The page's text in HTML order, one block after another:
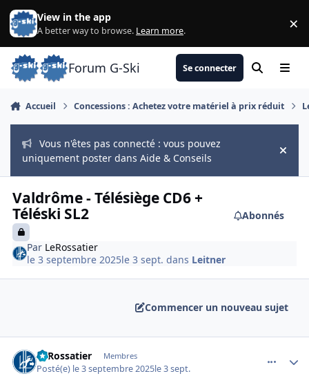
Aller au contenu
View in the app
A better way to browse. Learn more. ×
Forum G-Ski Se connecter Rechercher
Menu
Accueil Concessions : Achetez votre matériel à prix réduit
Vous n'êtes pas connecté : vous pouvez
uniquement poster dans Aide & Conseils
Hide
Valdrôme - Télésiège CD6 +
Téléski SL2
Abonnés
Par LeRossatier
le 3 septembre 2025le 3 sept. dans Leitner
Commencer un nouveau sujet
LeRossatier Membres
Posté(e) le 3 septembre 2025le 3 sept.